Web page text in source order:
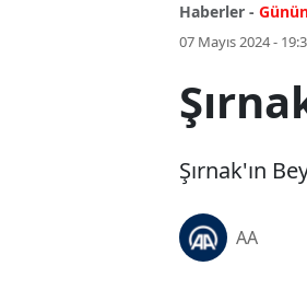
Haberler -
07 Mayıs 2024 -
Şırnak'ın
AA